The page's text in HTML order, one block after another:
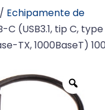
/ Echipamente de
(USB3.1, tip C, type
TX, 1000BaseT)